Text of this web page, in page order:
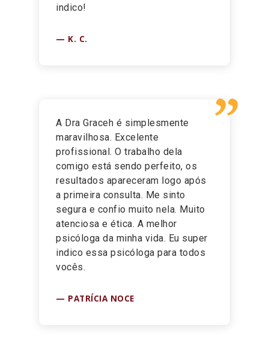
indico!
K. C.
”
A Dra Graceh é simplesmente
maravilhosa. Excelente
profissional. O trabalho dela
comigo está sendo perfeito, os
resultados apareceram logo após
a primeira consulta. Me sinto
segura e confio muito nela. Muito
atenciosa e ética. A melhor
psicóloga da minha vida. Eu super
indico essa psicóloga para todos
vocês.
PATRÍCIA NOCE